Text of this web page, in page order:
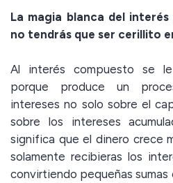
La magia blanca del
no tendrás que ser cerillito
Al interés compuesto se le
porque produce un
intereses no solo sobre el
sobre los intereses
significa que el dinero crece
solamente recibieras los
convirtiendo pequeñas sumas